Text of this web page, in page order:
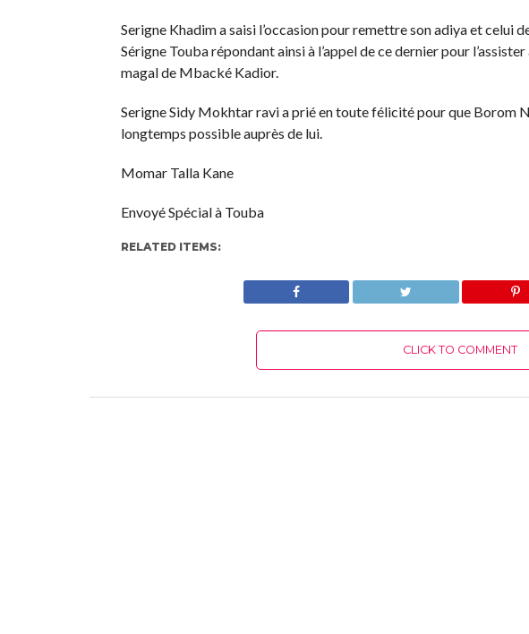
Serigne Khadim a saisi l’occasion pour remettre son adiya et celui
Sérigne Touba répondant ainsi à l’appel de ce dernier pour
magal de Mbacké Kadior.
Serigne Sidy Mokhtar ravi a prié en toute félicité pour que Borom
longtemps possible auprès de lui.
Momar Talla Kane
Envoyé Spécial à Touba
RELATED ITEMS:
CLICK TO COMMENT